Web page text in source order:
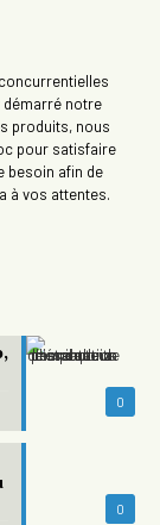
démarré notre
produits, nous
pour satisfaire
besoin afin de
à vos attentes.
0
0